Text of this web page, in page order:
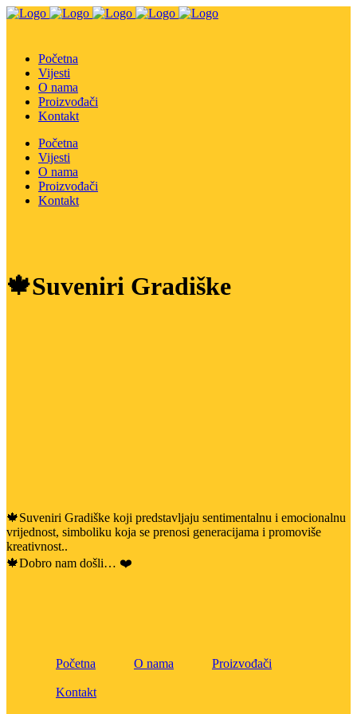
Početna
Vijesti
O nama
Proizvođači
Kontakt
Početna
Vijesti
O nama
Proizvođači
Kontakt
🍁Suveniri Gradiške
🍁Suveniri Gradiške koji predstavljaju sentimentalnu i emocionalnu
vrijednost, simboliku koja se prenosi generacijama i promoviše
kreativnost..
🍁Dobro nam došli… ❤️
Početna O nama Proizvođači
Kontakt